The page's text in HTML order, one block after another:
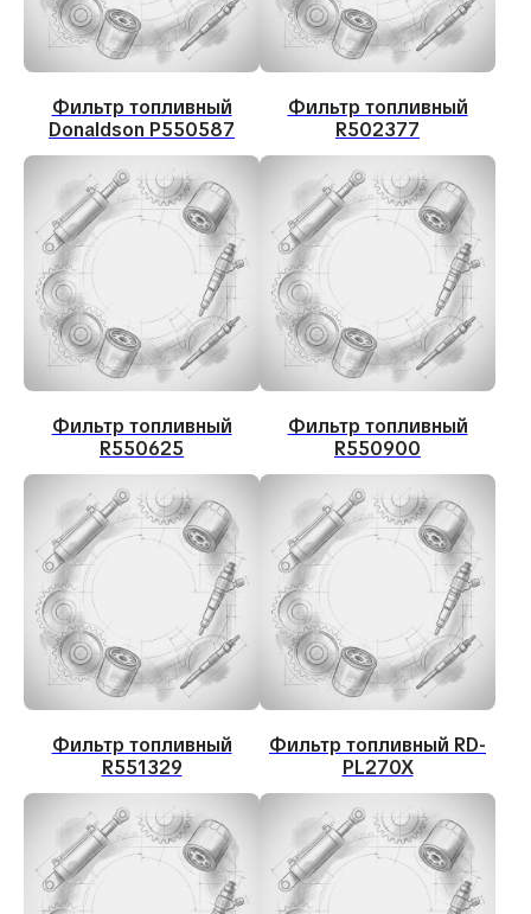
Фильтр топливный
Donaldson P550587
Фильтр топливный
R502377
Фильтр топливный
R550625
Фильтр топливный
R550900
Фильтр топливный
R551329
Фильтр топливный RD-
PL270X